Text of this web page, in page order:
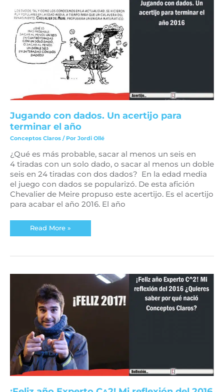
Jugando con dados. Un acertijo para
terminar el año
Conceptos Claros / Por Jordi Ollé
¿Qué es más probable, sacar al menos un seis en
4 tiradas con un solo dado, o sacar al menos un doble
seis en 24 tiradas con dos dados? En la edad media
el juego con dados se popularizó. De esta afición
Chevalier de Meire propuso este acertijo. Es el acertijo
para acabar el año 2016. El año
dados.
Un
acertijo
para
terminar
el
año
Read More »
¡Feliz
Experto
C^2!
reflexión
del
2016
¿Quieres
saber
por
qué
nació
Conceptos
Claros?